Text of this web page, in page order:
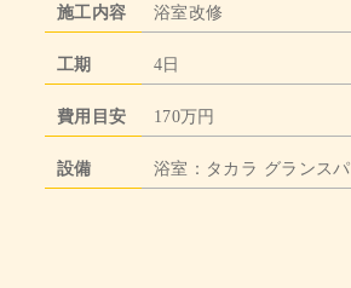
施工内容 浴室改修
工期 4日
費用目安 170万円
設備 浴室：タカラ グランスパ